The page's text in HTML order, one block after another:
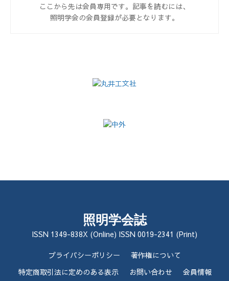
ここから先は会員専用です。記事を読むには、
照明学会の会員登録が必要となります。
照明学会誌
ISSN 1349-838X (Online) ISSN 0019-2341 (Print)
プライバシーポリシー
著作権について
特定商取引法に定めのある表示
お問い合わせ 会員情報